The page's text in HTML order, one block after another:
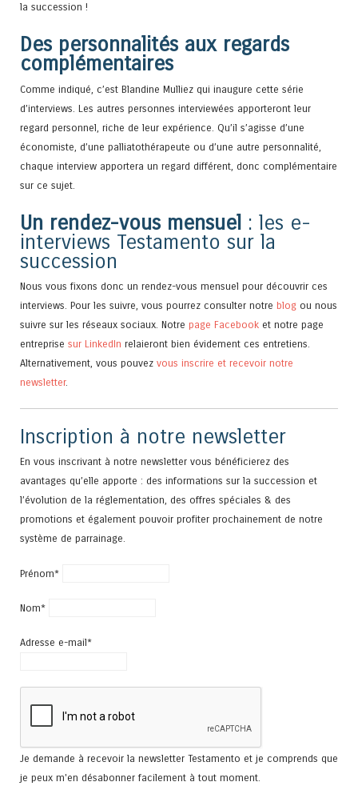
la succession !
Des personnalités aux regards
complémentaires
Comme indiqué, c’est Blandine Mulliez qui inaugure cette série
d’interviews. Les autres personnes interviewées apporteront leur
regard personnel, riche de leur expérience. Qu’il s’agisse d’une
économiste, d’une palliatothérapeute ou d’une autre personnalité,
chaque interview apportera un regard différent, donc complémentaire
sur ce sujet.
Un rendez-vous mensuel : les e-
interviews Testamento sur la
succession
Nous vous fixons donc un rendez-vous mensuel pour découvrir ces
interviews. Pour les suivre, vous pourrez consulter notre blog ou nous
suivre sur les réseaux sociaux. Notre page Facebook et notre page
entreprise sur LinkedIn relaieront bien évidement ces entretiens.
Alternativement, vous pouvez vous inscrire et recevoir notre
newsletter.
Inscription à notre newsletter
En vous inscrivant à notre newsletter vous bénéficierez des
avantages qu’elle apporte : des informations sur la succession et
l’évolution de la réglementation, des offres spéciales & des
promotions et également pouvoir profiter prochainement de notre
système de parrainage.
Prénom*
Nom*
Adresse e-mail*
Je demande à recevoir la newsletter Testamento et je comprends que
je peux m'en désabonner facilement à tout moment.